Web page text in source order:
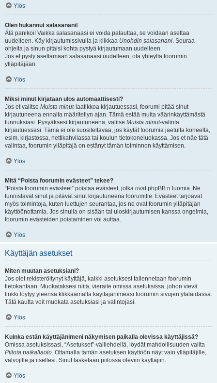
Ylös
Olen hukannut salasanani!
Älä panikoi! Vaikka salasanaasi ei voida palauttaa, se voidaan asettaa
uudelleen. Käy kirjautumissivulla ja klikkaa Unohdin salasanani. Seuraa
ohjeita ja sinun pitäisi kohta pystyä kirjautumaan uudelleen.
Jos et pysty asettamaan salasanaasi uudelleen, ota yhteyttä foorumin
ylläpitäjään.
Ylös
Miksi minut kirjataan ulos automaattisesti?
Jos et valitse Muista minut-laatikkoa kirjautuessasi, foorumi pitää sinut
kirjautuneena ennalta määritellyn ajan. Tämä estää muita väärinkäyttämästä
tunnuksiasi. Pysyäksesi kirjautuneena, valitse Muista minut-valinta
kirjautuessasi. Tämä ei ole suositeltavaa, jos käytät foorumia jaetulta koneelta,
esim. kirjastossa, nettikahvilassa tai koulun tietokoneluokassa. Jos et näe tätä
valintaa, foorumin ylläpitäjä on estänyt tämän toiminnon käyttämisen.
Ylös
Mitä “Poista foorumin evästeet” tekee?
“Poista foorumin evästeet” poistaa evästeet, jotka ovat phpBB:n luomia. Ne
tunnistavat sinut ja pitävät sinut kirjautuneena foorumille. Evästeet tarjoavat
myös toimintoja, kuten luettujen seurantaa, jos ne ovat foorumin ylläpitäjän
käyttöönottamia. Jos sinulla on sisään tai uloskirjautumisen kanssa ongelmia,
foorumin evästeiden poistaminen voi auttaa.
Ylös
Käyttäjän asetukset
Miten muutan asetuksiani?
Jos olet rekisteröitynyt käyttäjä, kaikki asetuksesi tallennetaan foorumin
tietokantaan. Muokataksesi niitä, vieraile omissa asetuksissa, johon vievä
linkki löytyy yleensä klikkaamalla käyttäjänimeäsi foorumin sivujen ylälaidassa.
Tätä kautta voit muokata asetuksiasi ja valintojasi.
Ylös
Kuinka estän käyttäjänimeni näkymisen paikalla olevissa käyttäjissä?
Omissa asetuksissasi, “Asetukset”-välilehdellä, löydät mahdollisuuden valita
Piilota paikallaolo. Ottamalla tämän asetuksen käyttöön näyt vain ylläpitäjille,
valvojille ja itsellesi. Sinut lasketaan piilossa oleviin käyttäjiin.
Ylös